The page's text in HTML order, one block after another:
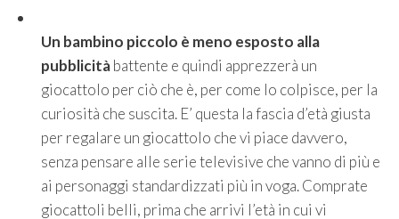
Un bambino piccolo è meno esposto alla
pubblicitàbattente e quindi apprezzerà un
giocattolo per ciò che è, per come lo colpisce, per la
curiosità che suscita. E’ questa la fascia d’età giusta
per regalare un giocattolo che vi piace davvero,
senza pensare alle serie televisive che vanno di più e
ai personaggi standardizzati più in voga. Comprate
giocattoli belli, prima che arrivi l’età in cui vi